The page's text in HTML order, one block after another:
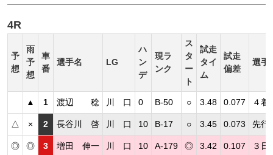
4R
予
想
雨
予
想
車
番
選手名 LG
ハ
ン
デ
現ラ
ンク
ス
タ
ー
ト
試走
タイ
ム
試走
偏差
選手
▲ 1 渡辺 稔 川 口 0 B-50 ○ 3.48 0.077 ４着
△ × 2 長谷川 啓 川 口 10 B-17 ○ 3.45 0.073 先行
◎ ◎ 3 増田 伸一 川 口 10 A-179 ◎ 3.42 0.107 ３日